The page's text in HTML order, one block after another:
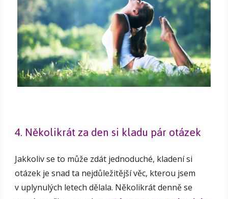
4. Několikrát za den si kladu pár otázek
Jakkoliv se to může zdát jednoduché, kladení si
otázek je snad ta nejdůležitější věc, kterou jsem
v uplynulých letech dělala. Několikrát denně se